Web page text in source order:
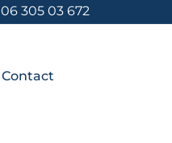
06 305 03 672
Contact